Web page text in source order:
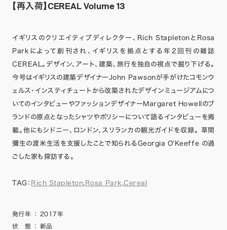
【再入荷】CEREAL Volume 13
イギリスのクリエイティブディレクター、Rich StapletonとRosa
Parkによって創刊され、イギリスを拠点とする年2回刊の雑誌
CEREAL。デザイン、アート、建築、旅行を独自の視点で掘り下げる。
今号はイギリスの建築デザイナーJohn Pawsonが手がけたコモンウ
ェルス・インスティチュートから改築されたデザインミュージアムにつ
いてのインタビューやファッションデザイナーMargaret Howellのブ
ランドの原点となったシャツやポリシーについて語るインタビューを掲
載。他にもシドニー、ロンドン、スリランカの観光ガイドを収録。 草間
彌生の渡米生活を支援したことで知られるGeorgia O'Keeffe の過
ごした家も探訪する。
TAG： Rich Stapleton, Rosa Park ,Cereal
発行年 ：
2017年
状 態
：
新品